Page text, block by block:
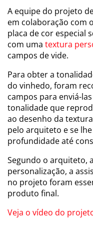
A equipe do projeto
em colaboração com
placa de cor especial
com uma textura
campos de vide.
Para obter a
do vinhedo, foram
campos para enviá-
tonalidade que
ao desenho da
pelo arquiteto e se
profundidade até
Segundo o arquiteto,
personalização, a
no projeto foram
produto final.
Veja o vídeo do